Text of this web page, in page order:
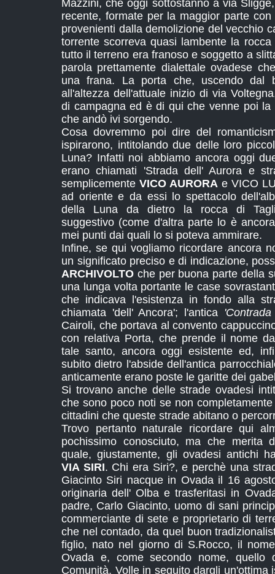
Mazzini, che oggi sottostanno a via
recente, formate per la maggior parte
provenienti dalla demolizione del vecchio
torrente scorreva quasi lambente la
tutto il terreno era franoso e soggetto a
parola prettamente dialettale ovadese
una frana. La porta che, uscendo dal
all'altezza dell'attuale inizio di via
di campagna ed è di qui che venne poi la
che andò ivi sorgendo.
Cosa dovremmo poi dire del
ispirarono, intitolando due delle loro
Luna? Infatti noi abbiamo ancora oggi
erano chiamati 'Strada dell' Aurora e
semplicemente VICO AURORA e VICO
ad oriente e da essi lo spettacolo
della Luna da dietro la rocca di
suggestivo (come d'altra parte lo è
mei punti dai quali lo si poteva ammirare.
Infine, se qui vogliamo ricordare ancora
un significato preciso e di indicazione,
ARCHIVOLTO che per buona parte della
una lunga volta portante le case
che indicava l'esistenza in fondo alla
chiamata 'dell' Ancora'; l'antica
Cairoli, che portava al convento
con relativa Porta, che prende il nome
tale santo, ancora oggi esistente ed,
subito dietro l'abside dell'antica
anticamente erano poste le garitte dei
Si trovano anche delle strade ovadesi
che sono poco noti se non
cittadini che queste strade abitano o
Trovo pertanto naturale ricordare qui
pochissimo conosciuto, ma che merita
quale, giustamente, gli ovadesi antichi
VIA SIRI. Chi era Siri?, e perchè una
Giacinto Siri nacque in Ovada il 16
originaria dell' Olba e trasferitasi in
padre, Carlo Giacinto, uomo di sani
commerciante di sete e proprietario di
che nel contado, da quel buon
figlio, nato nel giorno di S.Rocco, il
Ovada e, come secondo nome, quello
Comunità. Volle in seguito dargli un'ottima